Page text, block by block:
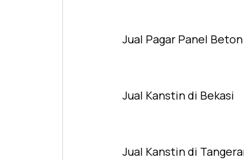
Jual Pagar Panel
Jual Kanstin di Bekasi
Jual Kanstin di